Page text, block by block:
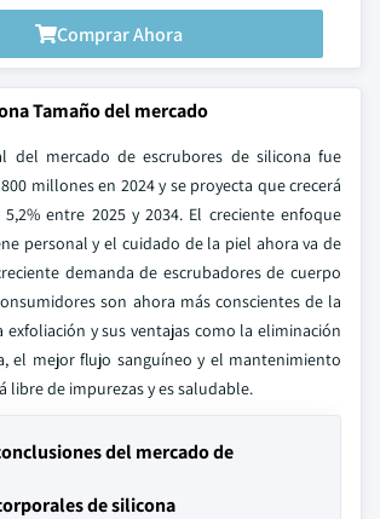
Comprar Ahora
Tamaño del mercado
del mercado de escrubores de silicona fue
millones en 2024 y se proyecta que crecerá
5,2% entre 2025 y 2034. El creciente enfoque
personal y el cuidado de la piel ahora va de
demanda de escrubadores de cuerpo
son ahora más conscientes de la
exfoliación y sus ventajas como la eliminación
el mejor flujo sanguíneo y el mantenimiento
libre de impurezas y es saludable.
del mercado de
de silicona